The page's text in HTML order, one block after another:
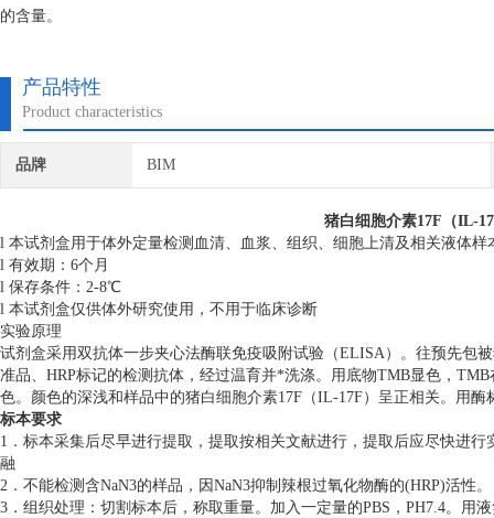
的含量。
产品特性
Product characteristics
品牌 BIM
猪白细胞介素17F（IL-
l 本试剂盒用于体外定量检测血清、血浆、组织、细胞上清及相关液体
l 有效期：6个月
l 保存条件：2-8℃
l 本试剂盒仅供体外研究使用，不用于临床诊断
实验原理
试剂盒采用双抗体一步夹心法酶联免疫吸附试验（ELISA）。往预先包
准品、HRP标记的检测抗体，经过温育并*洗涤。用底物TMB显色，
色。颜色的深浅和样品中的猪白细胞介素17F（IL-17F）呈正相关。用
标本要求
1．标本采集后尽早进行提取，提取按相关文献进行，提取后应尽快进
融
2．不能检测含NaN3的样品，因NaN3抑制辣根过氧化物酶的(HRP)活性。
3．组织处理：切割标本后，称取重量。加入一定量的PBS，PH7.4。